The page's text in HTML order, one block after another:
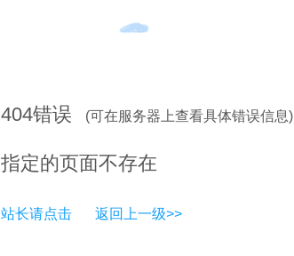
404错误 (可在服务器上查看具体错误信息)
指定的页面不存在
站长请点击 返回上一级>>